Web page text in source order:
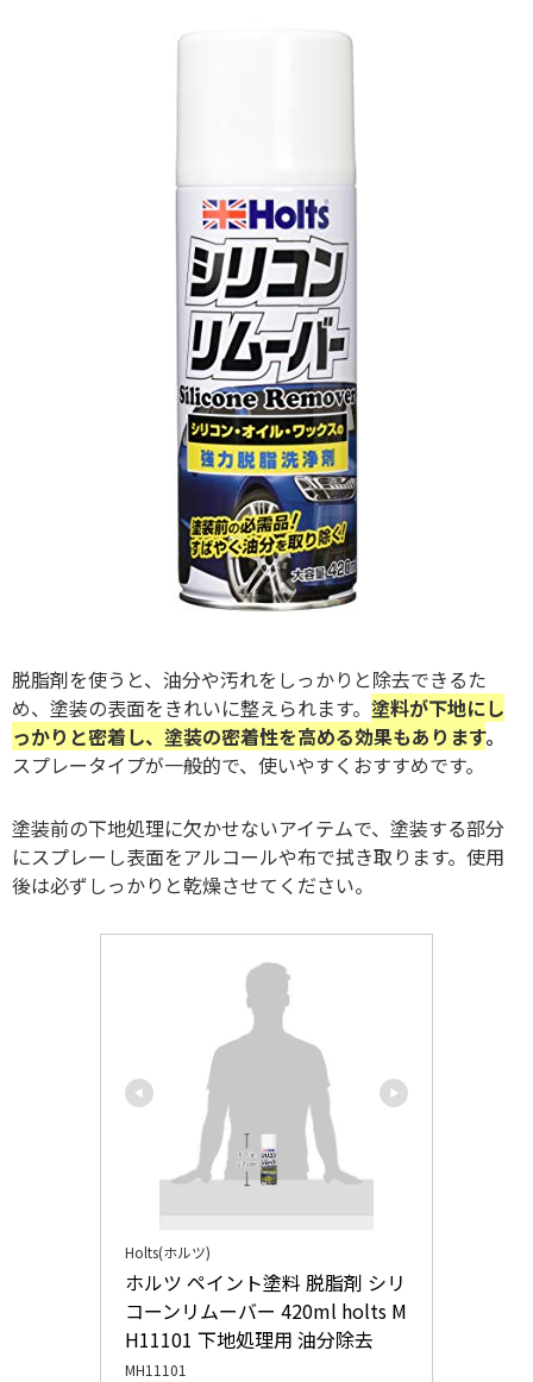
脱脂剤を使うと、油分や汚れをしっかりと除去できるた
め、塗装の表面をきれいに整えられます。 塗料が下地にし
っかりと密着し、塗装の密着性を高める効果もあります。
スプレータイプが一般的で、使いやすくおすすめです。
塗装前の下地処理に欠かせないアイテムで、塗装する部分
にスプレーし表面をアルコールや布で拭き取ります。使用
後は必ずしっかりと乾燥させてください。
Holts(ホルツ)
ホルツ ペイント塗料 脱脂剤 シリ
コーンリムーバー 420ml holts M
H11101 下地処理用 油分除去
MH11101